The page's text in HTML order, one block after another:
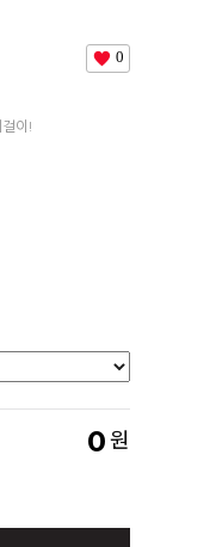
0
이!
0원